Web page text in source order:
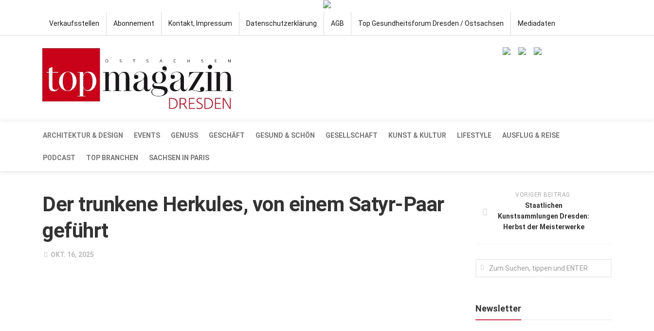
Verkaufsstellen Abonnement Kontakt, Impressum Datenschutzerklärung AGB Top Gesundheitsforum Dresden / Ostsachsen Mediadaten
ARCHITEKTUR & DESIGN EVENTS GENUSS GESCHÄFT GESUND & SCHÖN GESELLSCHAFT KUNST & KULTUR LIFESTYLE AUSFLUG & REISE
PODCAST TOP BRANCHEN SACHSEN IN PARIS
Der trunkene Herkules, von einem Satyr-Paar
geführt
OKT. 16, 2025
VORIGER BEITRAG:
Staatlichen
Kunstsammlungen Dresden:
Herbst der Meisterwerke
Newsletter